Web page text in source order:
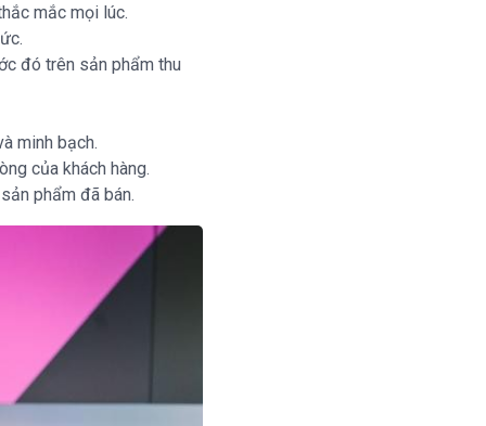
mắc mọi lúc.
đó trên sản phẩm thu
minh bạch.
của khách hàng.
phẩm đã bán.